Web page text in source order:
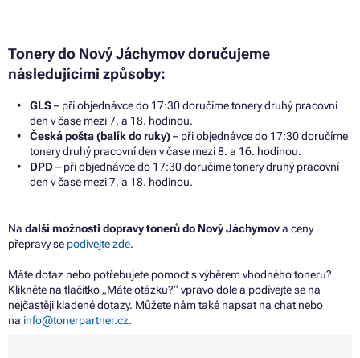
Tonery do Nový Jáchymov doručujeme
následujícími způsoby:
GLS– při objednávce do 17:30 doručíme tonery druhý pracovní
den v čase mezi 7. a 18. hodinou.
Česká pošta (balík do ruky)– při objednávce do 17:30 doručíme
tonery druhý pracovní den v čase mezi 8. a 16. hodinou.
DPD – při objednávce do 17:30 doručíme tonery druhý pracovní
den v čase mezi 7. a 18. hodinou.
Na další možnosti dopravy tonerů do Nový Jáchymova ceny
přepravy se podívejte zde.
Máte dotaz nebo potřebujete pomoct s výběrem vhodného toneru?
Klikněte na tlačítko „Máte otázku?“ vpravo dole a podívejte se na
nejčastěji kladené dotazy. Můžete nám také napsat na chat nebo
na info@tonerpartner.cz.